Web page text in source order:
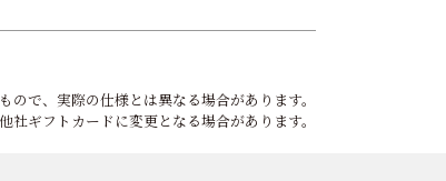
で、実際の仕様とは異なる場合があります。
ギフトカードに変更となる場合があります。